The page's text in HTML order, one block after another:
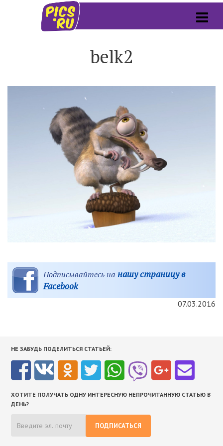
belk2
Подписывайтесь на нашу страницу в
Facebook
07.03.2016
НЕ ЗАБУДЬ ПОДЕЛИТЬСЯ СТАТЬЕЙ:
ХОТИТЕ ПОЛУЧАТЬ ОДНУ ИНТЕРЕСНУЮ НЕПРОЧИТАННУЮ СТАТЬЮ В
ДЕНЬ?
ПОДПИСАТЬСЯ